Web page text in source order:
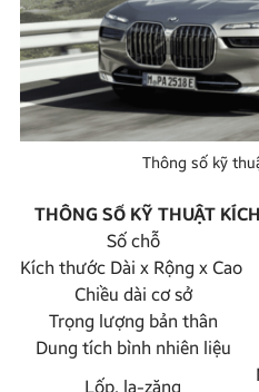
Thông số kỹ
THÔNG SỐ KỸ THUẬT
Số chỗ
Kích thước Dài x Rộng x Cao
Chiều dài cơ sở
Trọng lượng bản thân
Dung tích bình nhiên liệu
Lốp, la-zăng